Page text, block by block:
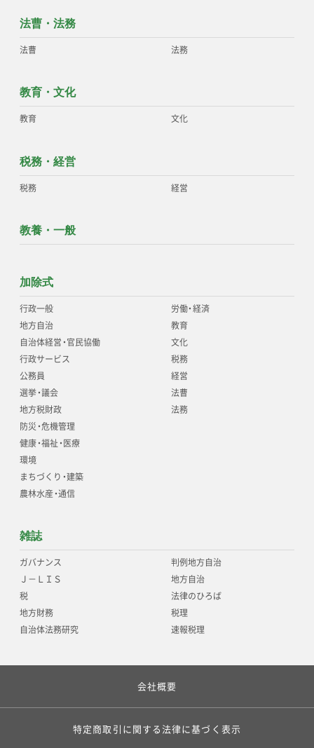
法曹・法務
法曹 法務
教育・文化
教育 文化
税務・経営
税務 経営
教養・一般
加除式
行政一般
地方自治
自治体経営・官民協働
行政サービス
公務員
選挙・議会
地方税財政
防災・危機管理
健康・福祉・医療
環境
まちづくり・建築
農林水産・通信
労働・経済
教育
文化
税務
経営
法曹
法務
雑誌
ガバナンス
Ｊ－ＬＩＳ
税
地方財務
自治体法務研究
判例地方自治
地方自治
法律のひろば
税理
速報税理
会社概要
特定商取引に関する法律に基づく表示